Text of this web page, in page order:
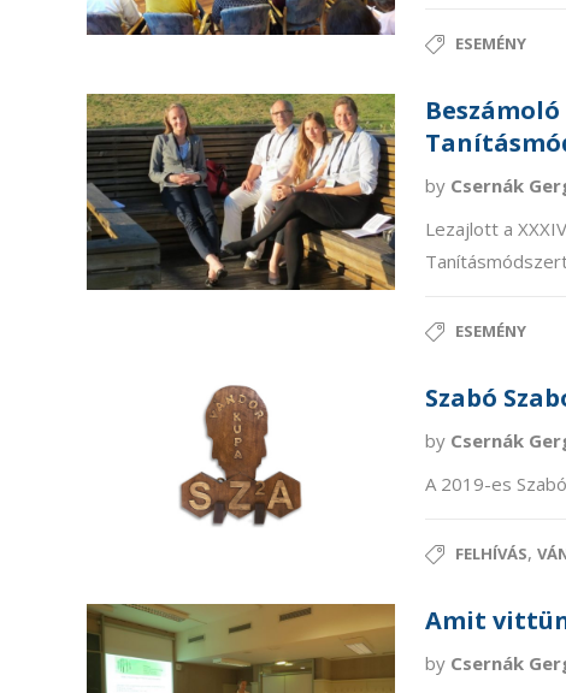
ESEMÉNY
Beszámoló
by Csernák
Lezajlott a
ESEMÉNY
Szabó
by Csernák
A 2019-es
FELHÍVÁS,
Amit
by Csernák